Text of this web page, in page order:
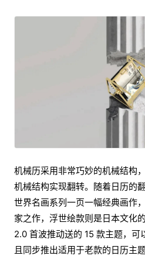
机械历采用非常巧妙的机械结构
机械结构实现翻转。随着日历的
世界名画系列一页一幅经典画作
家之作，浮世绘款则是日本文化
2.0 首波推动送的 15 款主题，可
且同步推出适用于老款的日历主题